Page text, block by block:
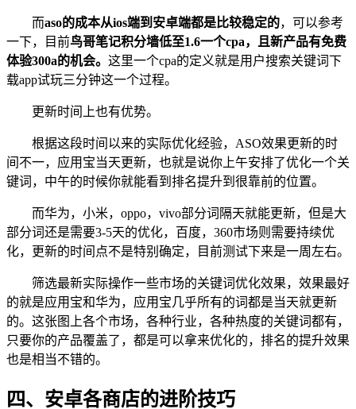
而aso的成本从ios端到安卓端都是比较稳定的，可以参考
一下，目前鸟哥笔记积分墙低至1.6一个cpa，且新产品有免费
体验300a的机会。 这里一个cpa的定义就是用户搜索关键词下
载app试玩三分钟这一个过程。
更新时间上也有优势。
根据这段时间以来的实际优化经验，ASO效果更新的时
间不一，应用宝当天更新，也就是说你上午安排了优化一个关
键词，中午的时候你就能看到排名提升到很靠前的位置。
而华为，小米，oppo，vivo部分词隔天就能更新，但是大
部分词还是需要3-5天的优化，百度，360市场则需要持续优
化，更新的时间点不是特别确定，目前测试下来是一周左右。
筛选最新实际操作一些市场的关键词优化效果，效果最好
的就是应用宝和华为，应用宝几乎所有的词都是当天就更新
的。这张图上各个市场，各种行业，各种热度的关键词都有，
只要你的产品覆盖了，都是可以拿来优化的，排名的提升效果
也是相当不错的。
四、安卓各商店的进阶技巧